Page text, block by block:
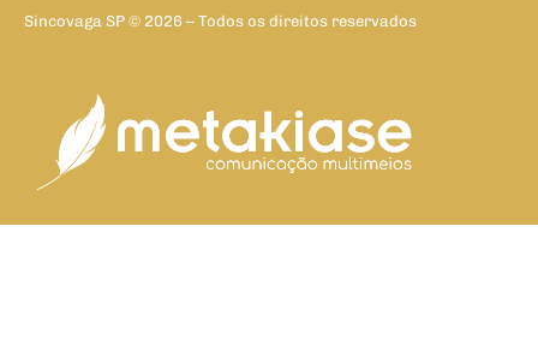
Sincovaga SP © 2026 – Todos os direitos reservados